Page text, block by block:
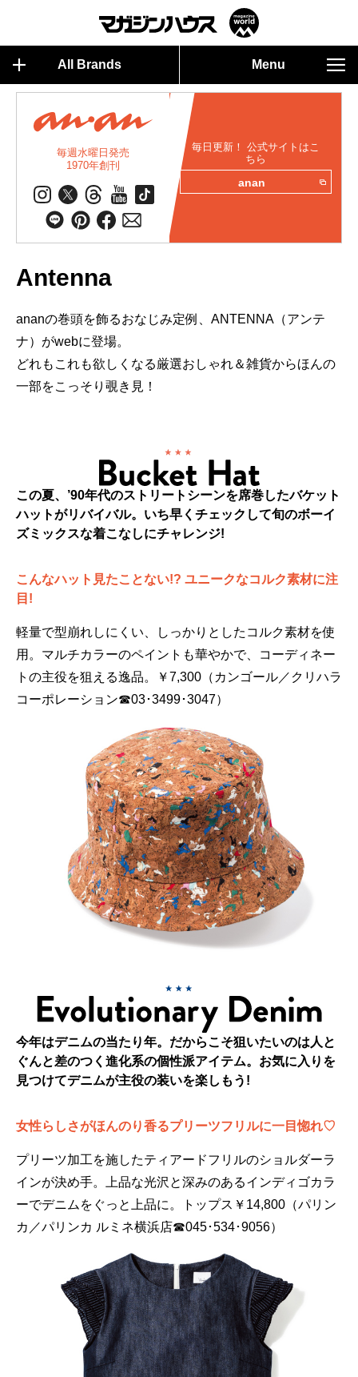
All Brands Menu
毎週水曜日発売
1970年創刊
毎日更新！ 公式サイトはこ
ちら
anan
Antenna
ananの巻頭を飾るおなじみ定例、ANTENNA（アンテ
ナ）がwebに登場。
どれもこれも欲しくなる厳選おしゃれ＆雑貨からほんの
一部をこっそり覗き見！
この夏、’90年代のストリートシーンを席巻したバケット
ハットがリバイバル。いち早くチェックして旬のボーイ
ズミックスな着こなしにチャレンジ!
こんなハット見たことない!? ユニークなコルク素材に注
目!
軽量で型崩れしにくい、しっかりとしたコルク素材を使
用。マルチカラーのペイントも華やかで、コーディネー
トの主役を狙える逸品。￥7,300（カンゴール／クリハラ
コーポレーション☎03･3499･3047）
今年はデニムの当たり年。だからこそ狙いたいのは人と
ぐんと差のつく進化系の個性派アイテム。お気に入りを
見つけてデニムが主役の装いを楽しもう!
女性らしさがほんのり香るプリーツフリルに一目惚れ♡
プリーツ加工を施したティアードフリルのショルダーラ
インが決め手。上品な光沢と深みのあるインディゴカラ
ーでデニムをぐっと上品に。トップス￥14,800（パリン
カ／パリンカ ルミネ横浜店☎045･534･9056）